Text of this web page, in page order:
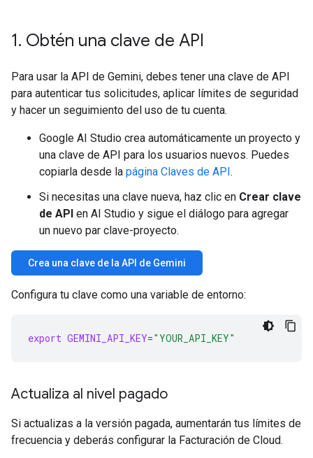
1. Obtén una clave de API
Para usar la API de Gemini, debes tener una clave de API
para autenticar tus solicitudes, aplicar límites de seguridad
y hacer un seguimiento del uso de tu cuenta.
Google AI Studio crea automáticamente un proyecto y
una clave de API para los usuarios nuevos. Puedes
copiarla desde la página Claves de API.
Si necesitas una clave nueva, haz clic en Crear clave
de API en AI Studio y sigue el diálogo para agregar
un nuevo par clave-proyecto.
Crea una clave de la API de Gemini
Configura tu clave como una variable de entorno:
export GEMINI_API_KEY="YOUR_API_KEY"
Actualiza al nivel pagado
Si actualizas a la versión pagada, aumentarán tus límites de
frecuencia y deberás configurar la Facturación de Cloud.